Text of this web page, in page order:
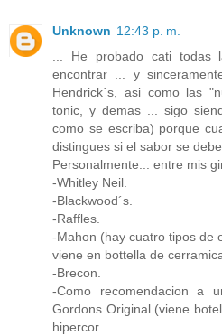
Unknown 12:43 p. m.
... He probado cati todas
encontrar ... y
Hendrick´s, asi como las
tonic, y demas ... sigo
como se escriba) porque
distingues si el sabor se
Personalmente... entre mis
-Whitley Neil.
-Blackwood´s.
-Raffles.
-Mahon (hay cuatro tipos de
viene en bottella de
-Brecon.
-Como recomendacion a
Gordons Original (viene
hipercor.